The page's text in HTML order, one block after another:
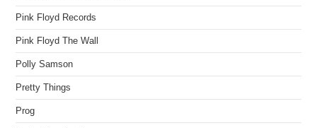
Pink Floyd Records
Pink Floyd The Wall
Polly Samson
Pretty Things
Prog